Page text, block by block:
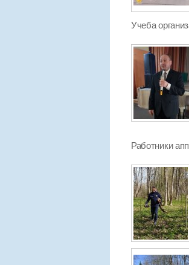
Учеба
Работники